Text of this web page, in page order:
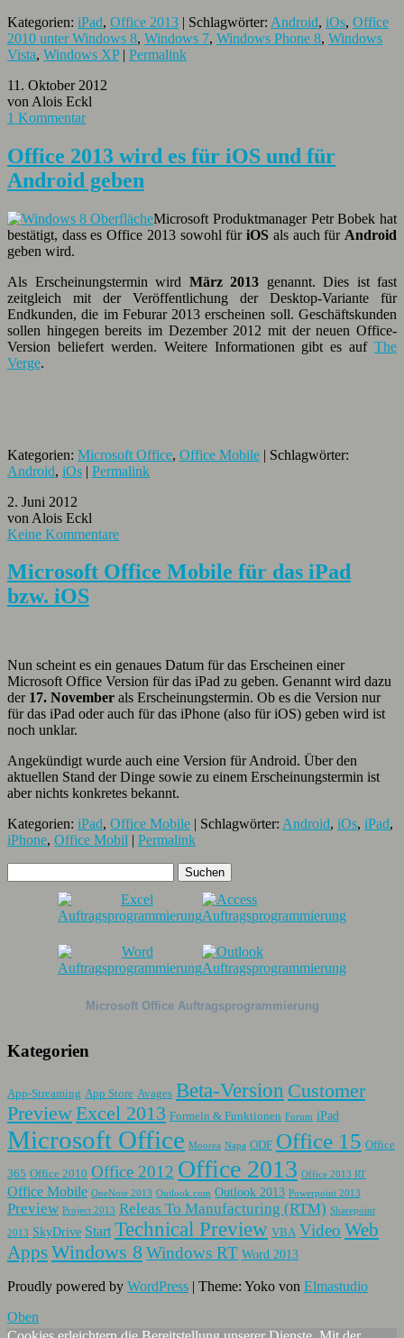
Kategorien: iPad, Office 2013 | Schlagwörter: Android, iOs, Office
2010 unter Windows 8, Windows 7, Windows Phone 8, Windows
Vista, Windows XP| Permalink
11. Oktober 2012
von Alois Eckl
1 Kommentar
Office 2013 wird es für iOS und für
Android geben
Microsoft Produktmanager Petr Bobek hat
bestätigt, dass es Office 2013 sowohl füriOS als auch für Android
geben wird.
Als Erscheinungstermin wird März 2013 genannt. Dies ist fast
zeitgleich mit der Veröffentlichung der Desktop-Variante für
Endkunden, die im Feburar 2013 erscheinen soll. Geschäftskunden
sollen hingegen bereits im Dezember 2012 mit der neuen Office-
Version beliefert werden. Weitere Informationen gibt es auf The
Verge.
Kategorien: Microsoft Office, Office Mobile | Schlagwörter:
Android, iOs | Permalink
2. Juni 2012
von Alois Eckl
Keine Kommentare
Microsoft Office Mobile für das iPad
bzw. iOS
Nun scheint es ein genaues Datum für das Erscheinen einer
Microsoft Office Version für das iPad zu geben. Genannt wird dazu
der 17. November als Erscheinungstermin. Ob es die Version nur
für das iPad oder auch für das iPhone (also für iOS) geben wird ist
noch unklar.
Angekündigt wurde auch eine Version für Android. Über den
aktuellen Stand der Dinge sowie zu einem Erscheinungstermin ist
aber nichts konkretes bekannt.
Kategorien: iPad, Office Mobile | Schlagwörter: Android, iOs, iPad,
iPhone, Office Mobil | Permalink
Microsoft Office Auftragsprogrammierung
Kategorien
App-Streaming App Store Avages Beta-Version Customer
PreviewExcel 2013 Formeln & Funktionen Forum iPad
Microsoft Office Moorea Napa ODF Office 15 Office
365 Office 2010 Office 2012 Office 2013 Office 2013 RT
Office Mobile OneNote 2013 Outlook.com Outlook 2013 Powerpoint 2013
Preview Project 2013 Releas To Manufacturing (RTM) Sharepoint
2013 SkyDrive Start Technical Preview VBA Video Web
AppsWindows 8 Windows RT Word 2013
Proudly powered by WordPress | Theme: Yoko von Elmastudio
Oben